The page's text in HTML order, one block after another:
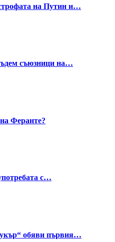
на Путин и…
съюзници на…
Феранте?
с…
обяви първия…